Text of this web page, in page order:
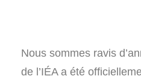
Nous sommes ravis
de l’IÉA a été